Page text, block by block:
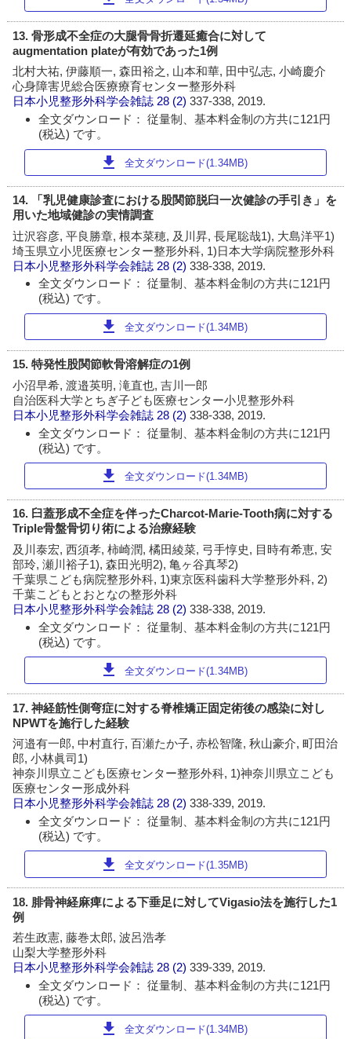
13. 骨形成不全症の大腿骨骨折遷延癒合に対して
augmentation plateが有効であった1例
北村大祐, 伊藤順一, 森田裕之, 山本和華, 田中弘志, 小崎慶介
心身障害児総合医療療育センター整形外科
日本小児整形外科学会雑誌 28 (2)337-338, 2019.
全文ダウンロード： 従量制、基本料金制の方共に121円
(税込) です。
download 全文ダウンロード(1.34MB)
14. 「乳児健康診査における股関節脱臼一次健診の手引き」を
用いた地域健診の実情調査
辻沢容彦, 平良勝章, 根本菜穂, 及川昇, 長尾聡哉1), 大島洋平1)
埼玉県立小児医療センター整形外科, 1)日本大学病院整形外科
日本小児整形外科学会雑誌 28 (2)338-338, 2019.
全文ダウンロード： 従量制、基本料金制の方共に121円
(税込) です。
download 全文ダウンロード(1.34MB)
15. 特発性股関節軟骨溶解症の1例
小沼早希, 渡邉英明, 滝直也, 吉川一郎
自治医科大学とちぎ子ども医療センター小児整形外科
日本小児整形外科学会雑誌 28 (2)338-338, 2019.
全文ダウンロード： 従量制、基本料金制の方共に121円
(税込) です。
download 全文ダウンロード(1.34MB)
16. 臼蓋形成不全症を伴ったCharcot-Marie-Tooth病に対する
Triple骨盤骨切り術による治療経験
及川泰宏, 西須孝, 柿崎潤, 橘田綾菜, 弓手惇史, 目時有希恵, 安
部玲, 瀬川裕子1), 森田光明2), 亀ヶ谷真琴2)
千葉県こども病院整形外科, 1)東京医科歯科大学整形外科, 2)
千葉こどもとおとなの整形外科
日本小児整形外科学会雑誌 28 (2)338-338, 2019.
全文ダウンロード： 従量制、基本料金制の方共に121円
(税込) です。
download 全文ダウンロード(1.34MB)
17. 神経筋性側弯症に対する脊椎矯正固定術後の感染に対し
NPWTを施行した経験
河邉有一郎, 中村直行, 百瀬たか子, 赤松智隆, 秋山豪介, 町田治
郎, 小林眞司1)
神奈川県立こども医療センター整形外科, 1)神奈川県立こども
医療センター形成外科
日本小児整形外科学会雑誌 28 (2)338-339, 2019.
全文ダウンロード： 従量制、基本料金制の方共に121円
(税込) です。
download 全文ダウンロード(1.35MB)
18. 腓骨神経麻痺による下垂足に対してVigasio法を施行した1
例
若生政憲, 藤巻太郎, 波呂浩孝
山梨大学整形外科
日本小児整形外科学会雑誌 28 (2)339-339, 2019.
全文ダウンロード： 従量制、基本料金制の方共に121円
(税込) です。
download 全文ダウンロード(1.34MB)